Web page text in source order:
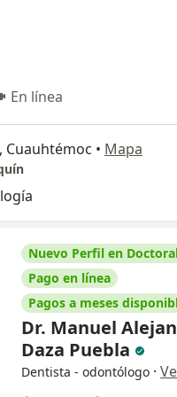
En línea
Cuauhtémoc • Mapa
Nuevo Perfil en
Pago en línea
Pagos a meses
Dr. Manuel
Daza Puebla
Dentista - odontólogo ·